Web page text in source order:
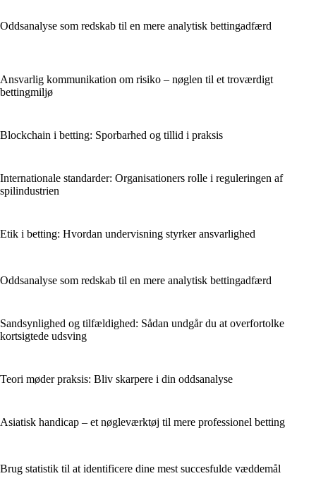
Oddsanalyse som redskab til en mere analytisk bettingadfærd
Ansvarlig kommunikation om risiko – nøglen til et troværdigt
bettingmiljø
Blockchain i betting: Sporbarhed og tillid i praksis
Internationale standarder: Organisationers rolle i reguleringen af
spilindustrien
Etik i betting: Hvordan undervisning styrker ansvarlighed
Oddsanalyse som redskab til en mere analytisk bettingadfærd
Sandsynlighed og tilfældighed: Sådan undgår du at overfortolke
kortsigtede udsving
Teori møder praksis: Bliv skarpere i din oddsanalyse
Asiatisk handicap – et nøgleværktøj til mere professionel betting
Brug statistik til at identificere dine mest succesfulde væddemål